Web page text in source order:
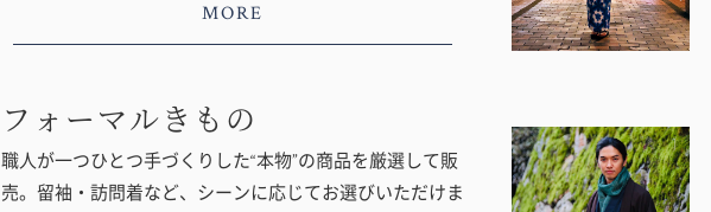
MORE
フォーマルきもの
職人が一つひとつ手づくりした“本物”の商品を厳選して販
売。留袖・訪問着など、シーンに応じてお選びいただけま